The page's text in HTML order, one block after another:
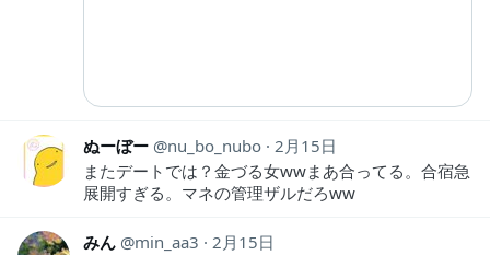
ぬーぼー nu_bo_nubo 2月15日
またデートでは？金づる女wwまあ合ってる。合宿急
展開すぎる。マネの管理ザルだろww
みん min_aa3
2月15日